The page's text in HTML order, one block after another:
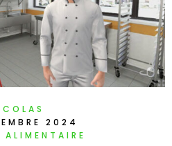
2024
ALIMENTAIRE